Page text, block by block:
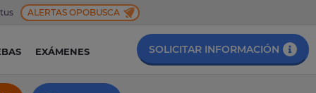
ALERTAS OPOBUSCA
EXÁMENES SOLICITAR INFORMACIÓN